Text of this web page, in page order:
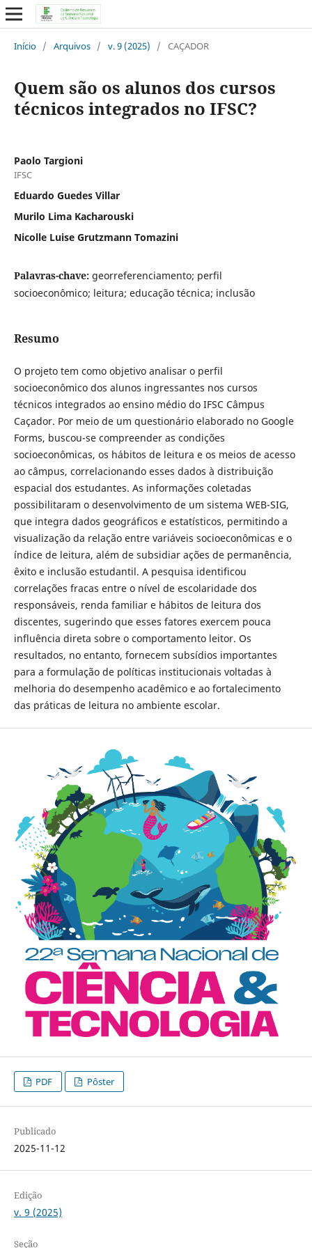
Início / Arquivos / v. 9 (2025) / CAÇADOR
Quem são os alunos dos cursos
técnicos integrados no IFSC?
Paolo Targioni
IFSC
Eduardo Guedes Villar
Murilo Lima Kacharouski
Nicolle Luise Grutzmann Tomazini
Palavras-chave: georreferenciamento; perfil
socioeconômico; leitura; educação técnica; inclusão
Resumo
O projeto tem como objetivo analisar o perfil
socioeconômico dos alunos ingressantes nos cursos
técnicos integrados ao ensino médio do IFSC Câmpus
Caçador. Por meio de um questionário elaborado no Google
Forms, buscou-se compreender as condições
socioeconômicas, os hábitos de leitura e os meios de acesso
ao câmpus, correlacionando esses dados à distribuição
espacial dos estudantes. As informações coletadas
possibilitaram o desenvolvimento de um sistema WEB-SIG,
que integra dados geográficos e estatísticos, permitindo a
visualização da relação entre variáveis socioeconômicas e o
índice de leitura, além de subsidiar ações de permanência,
êxito e inclusão estudantil. A pesquisa identificou
correlações fracas entre o nível de escolaridade dos
responsáveis, renda familiar e hábitos de leitura dos
discentes, sugerindo que esses fatores exercem pouca
influência direta sobre o comportamento leitor. Os
resultados, no entanto, fornecem subsídios importantes
para a formulação de políticas institucionais voltadas à
melhoria do desempenho acadêmico e ao fortalecimento
das práticas de leitura no ambiente escolar.
PDF Pôster
Publicado
2025-11-12
Edição
v. 9 (2025)
Seção